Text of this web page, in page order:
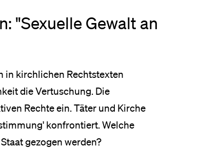
"Sexuelle Gewalt an
in kirchlichen Rechtstexten
die Vertuschung. Die
Rechte ein. Täter und Kirche
konfrontiert. Welche
gezogen werden?